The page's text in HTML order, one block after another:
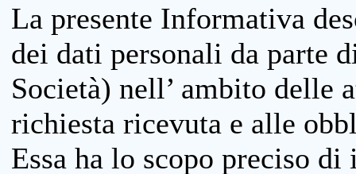
La presente Informativa
dei dati personali da parte
Società) nell’ ambito delle
richiesta ricevuta e alle
Essa ha lo scopo preciso